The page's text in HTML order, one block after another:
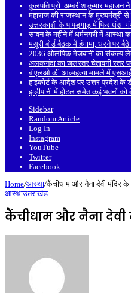
कुलपति प्रो. अम्बरीश कुमार महाजन ने
महाराज की राजस्थान के मुख्यमंत्री से
उत्तरकाशी के पापड़गाड़ में फिर धंसा
सावन के महीने में धर्मनगरी में आस्था
मसूरी बोर्ड बैठक में हंगामा, धरने पर
2036 ओलंपिक मेजबानी का संकल्प
अलकनंदा का जलस्तर चेतावनी स्तर
बीएलओ की आत्महत्या मामले में
हाईकोर्ट के आदेश पर उत्तर प्रदेश के
झड़ीपानी में होटल समेत कई भवनों को
Sidebar
Random Article
Log In
Instagram
YouTube
Twitter
Facebook
Home/आस्था/कैंचीधाम और नैना देवी मंदिर
आस्थाउतराखंड
कैंचीधाम और नैना देवी